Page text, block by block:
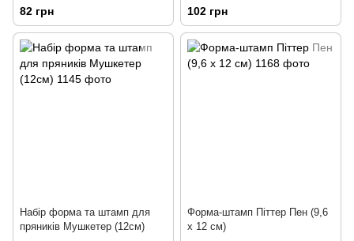
82 грн 102 грн
Набір форма та штамп для
пряників Мушкетер (12см)
Форма-штамп Піттер Пен (9,6
х 12 см)